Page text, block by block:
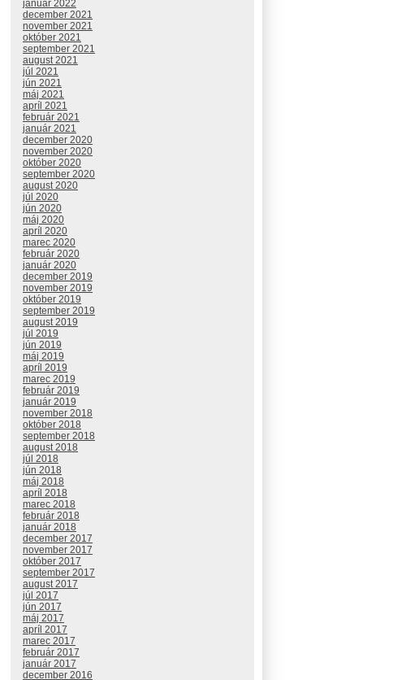
január 2022
december 2021
november 2021
október 2021
september 2021
august 2021
júl 2021
jún 2021
máj 2021
apríl 2021
február 2021
január 2021
december 2020
november 2020
október 2020
september 2020
august 2020
júl 2020
jún 2020
máj 2020
apríl 2020
marec 2020
február 2020
január 2020
december 2019
november 2019
október 2019
september 2019
august 2019
júl 2019
jún 2019
máj 2019
apríl 2019
marec 2019
február 2019
január 2019
november 2018
október 2018
september 2018
august 2018
júl 2018
jún 2018
máj 2018
apríl 2018
marec 2018
február 2018
január 2018
december 2017
november 2017
október 2017
september 2017
august 2017
júl 2017
jún 2017
máj 2017
apríl 2017
marec 2017
február 2017
január 2017
december 2016